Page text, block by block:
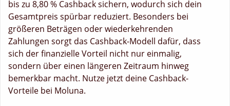
bis zu 8,80 % Cashback sichern, wodurch sich dein
Gesamtpreis spürbar reduziert. Besonders bei
größeren Beträgen oder wiederkehrenden
Zahlungen sorgt das Cashback-Modell dafür, dass
sich der finanzielle Vorteil nicht nur einmalig,
sondern über einen längeren Zeitraum hinweg
bemerkbar macht. Nutze jetzt deine Cashback-
Vorteile bei Moluna.